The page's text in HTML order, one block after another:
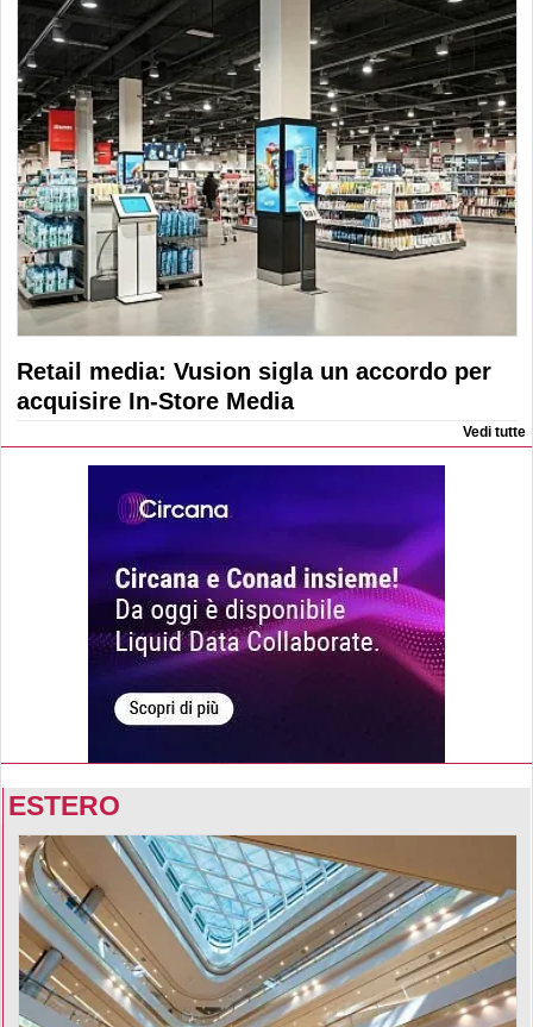
Retail media: Vusion sigla un accordo per
acquisire In-Store Media
Vedi tutte
ESTERO